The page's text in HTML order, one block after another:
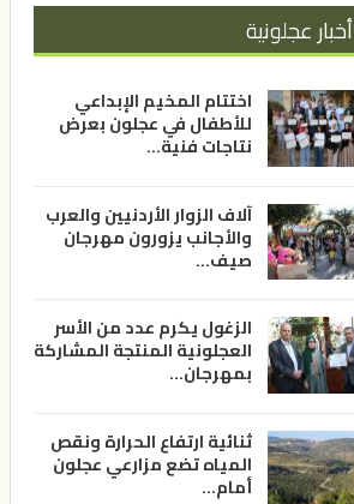
أخبار عجلونية
اختتام المخيم الإبداعي
للأطفال في عجلون بعرض
نتاجات فنية…
آلاف الزوار الأردنيين والعرب
والأجانب يزورون مهرجان
صيف…
الزغول يكرم عدد من الأسر
العجلونية المنتجة المشاركة
بمهرجان…
ثنائية ارتفاع الحرارة ونقص
المياه تضع مزارعي عجلون
أمام…